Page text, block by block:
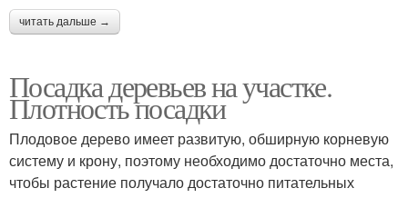
читать дальше →
Посадка деревьев на участке.
Плотность посадки
Плодовое дерево имеет развитую, обширную корневую
систему и крону, поэтому необходимо достаточно места,
чтобы растение получало достаточно питательных